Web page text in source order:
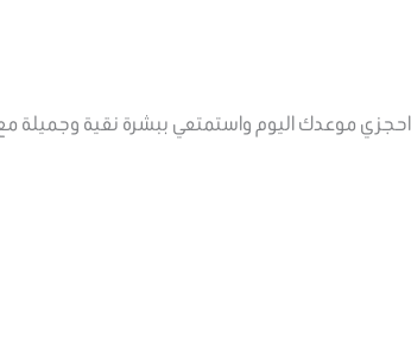
– احجزي موعدك اليوم واستمتعي ببشرة نقية وجميلة